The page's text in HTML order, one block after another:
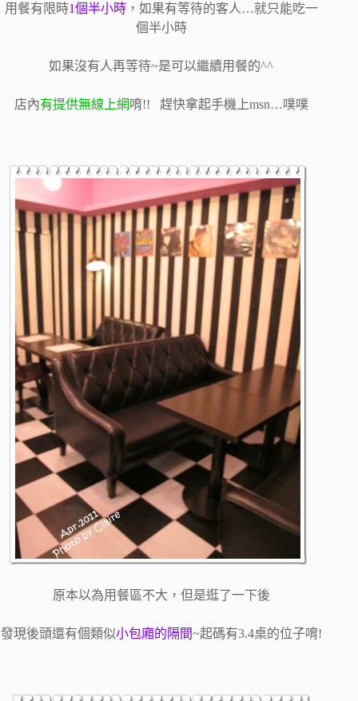
用餐有限時1個半小時，如果有等待的客人…就只能吃一
個半小時
如果沒有人再等待~是可以繼續用餐的^^
店內有提供無線上網 唷!! 趕快拿起手機上msn…噗噗
原本以為用餐區不大，但是逛了一下後
發現後頭還有個類似小包廂的隔間~起碼有3.4桌的位子唷!